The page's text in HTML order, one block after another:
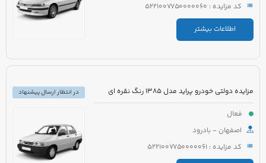
کد مزایده : 5221007750000060
اطلاعات بیشتر
مزایده دولتی خودرو پراید مدل 1385 رنگ نقره ای
فعال
اصفهان - بادرود
کد مزایده : 5221007750000061
در انتظار ارسال پیشنهاد